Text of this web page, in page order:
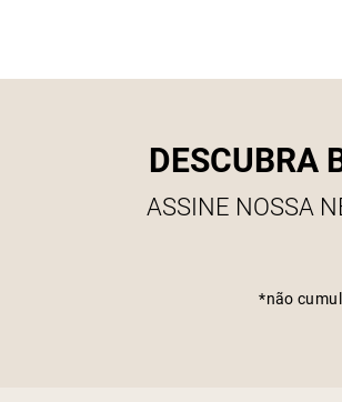
DESCUBRA
ASSINE NOSSA
*não